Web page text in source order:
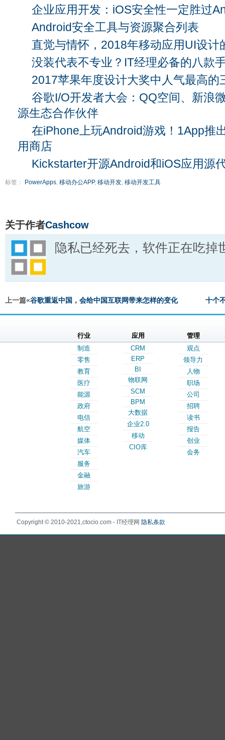
企业应用开发：iOS安全性一定胜过
Android安全工具与资源聚合列表
直觉与情怀，2018年移动应用UI设计
没装代表不专业？IT经理必备的八款
2017苹果年度设计大奖中人气最高的
谷歌I/O开发者大会：QQ空间、新浪
源生态合作伙伴
在iPhone上玩Android游戏！1App推
用商店
Kickstarter开源Android和iOS应用源
标签： PowerApps, 移动办公APP, 移动开发, 移动开发工具
关于作者Cashcow
隐私已经死去，软件正在吃掉
上一篇«谷歌重返中国，会给中国互联网带来怎样的变化 十个
行业
制造
零售
教育
医疗
能源
政府
电信
航空
媒体
汽车
服务
金融
旅游
应用
CRM
ERP
BI
物联网
SCM
BPM
大数据
企业2.0
移动
CIO库
管理
观点
领导力
人物
职场
公司
招聘
读书
报告
创业
会务
Copyright © 2010-2021,ctocio.com - IT经理网 隐私条款